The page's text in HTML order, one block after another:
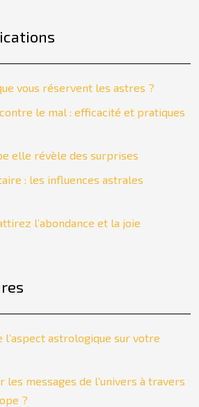
vous réservent les astres ?
le mal : efficacité et pratiques
elle révèle des surprises
: les influences astrales
l’abondance et la joie
l’aspect astrologique sur votre
messages de l’univers à travers
?